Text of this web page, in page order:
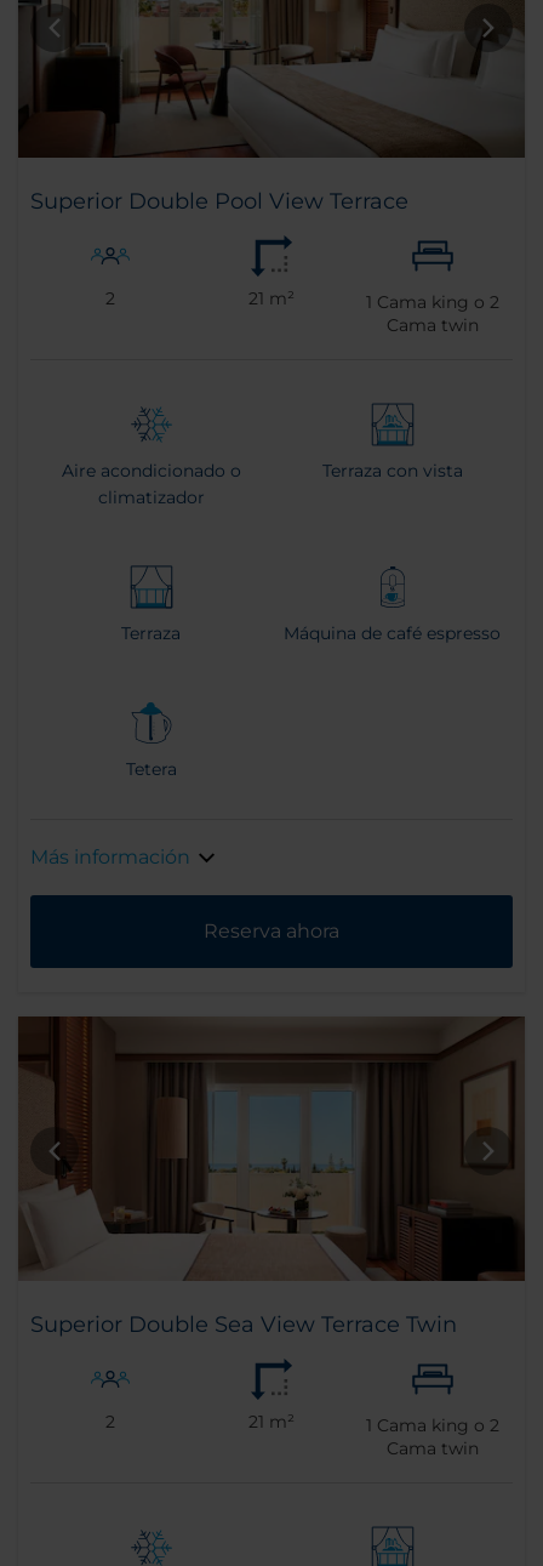
Superior Double Pool View Terrace
2 21 m² 1 Cama king o 2
Cama twin
Aire acondicionado o
climatizador
Terraza con vista
Terraza Máquina de café espresso
Tetera
Más información
Reserva ahora
Superior Double Sea View Terrace Twin
2 21 m² 1 Cama king o 2
Cama twin